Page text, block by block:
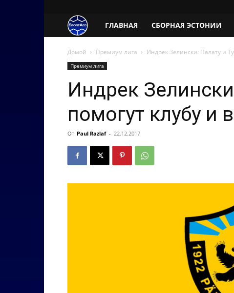
SportAeg.EE
ГЛАВНАЯ СБОРНАЯ ЭСТОНИИ
Домой Премиум лига Индрек Зелински: Палату и
Премиум лига
Индрек
помогут клубу и
От Paul Razlaf - 22.12.2017